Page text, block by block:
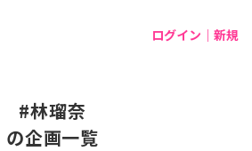
ログイン｜新規
#林瑠奈
の企画一覧